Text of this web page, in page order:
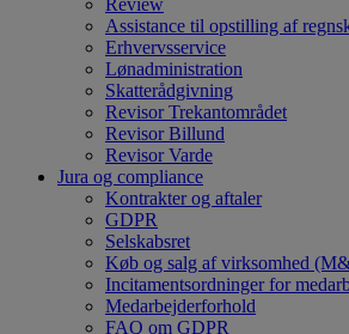
Review
Assistance til opstilling af
Erhvervsservice
Lønadministration
Skatterådgivning
Revisor Trekantområdet
Revisor Billund
Revisor Varde
Jura og compliance
Kontrakter og aftaler
GDPR
Selskabsret
Køb og salg af virksomhed
Incitamentsordninger for
Medarbejderforhold
FAQ om GDPR